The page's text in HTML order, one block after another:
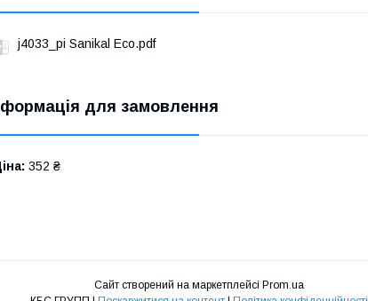
j4033_pi Sanikal Eco.pdf
для замовлення
352 ₴
Сайт створений на маркетплейсі Prom.ua